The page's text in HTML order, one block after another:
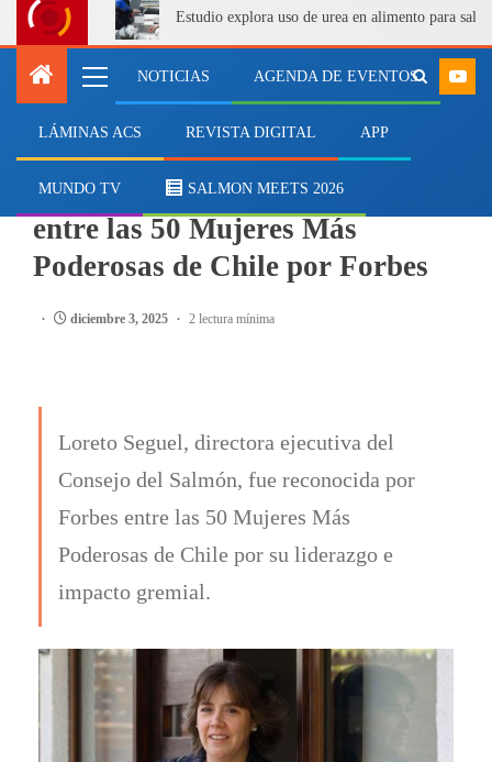
Estudio explora uso de urea en alimento para
NOTICIAS AGENDA DE EVENTOS
LÁMINAS ACS REVISTA DIGITAL APP
MUNDO TV SALMON MEETS 2026
Loreto Seguel fue reconocida
entre las 50 Mujeres Más
Poderosas de Chile por Forbes
diciembre 3, 2025 2 lectura mínima
Loreto Seguel, directora ejecutiva del
Consejo del Salmón, fue reconocida por
Forbes entre las 50 Mujeres Más
Poderosas de Chile por su liderazgo e
impacto gremial.